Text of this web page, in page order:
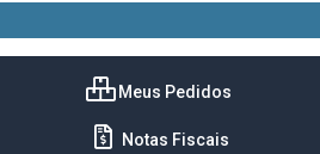
Meus Pedidos
Notas Fiscais